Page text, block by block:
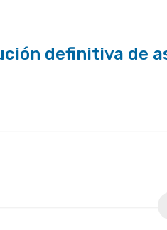
definitiva de